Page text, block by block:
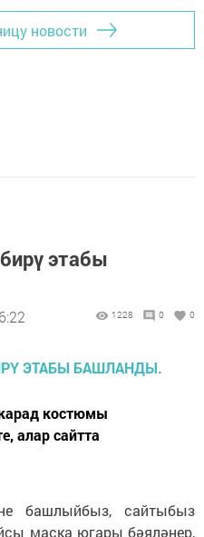
новости
этабы
1228 0 0
костюмы
алар сайтта
башлыйбыз, сайтыбыз
маска югары бәяләнер,